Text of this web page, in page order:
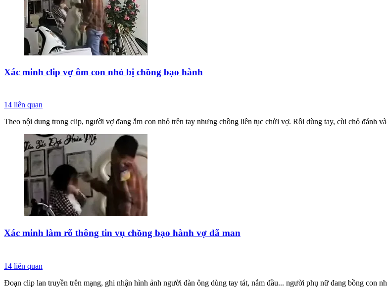
Xác minh clip vợ ôm con nhỏ bị chồng bạo hành
14 liên quan
Theo nội dung trong clip, người vợ đang ẵm con nhỏ trên tay nhưng chồng liên tục chửi vợ. Rồi dùng tay, cùi chỏ đánh
Xác minh làm rõ thông tin vụ chồng bạo hành vợ dã man
14 liên quan
Đoạn clip lan truyền trên mạng, ghi nhận hình ảnh người đàn ông dùng tay tát, nắm đầu... người phụ nữ đang bồng con